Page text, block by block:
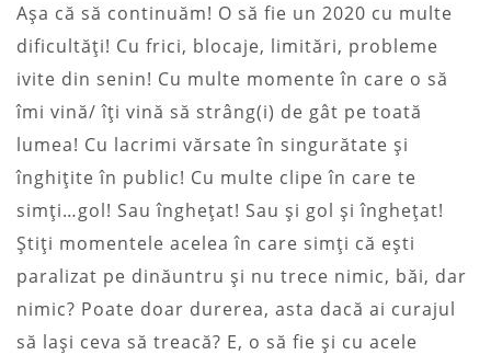
Așa că să continuăm! O să fie un 2020 cu multe
dificultăți! Cu frici, blocaje, limitări, probleme
ivite din senin! Cu multe momente în care o să
îmi vină/ îți vină să strâng(i) de gât pe toată
lumea! Cu lacrimi vărsate în singurătate și
înghițite în public! Cu multe clipe în care te
simți…gol! Sau înghețat! Sau și gol și înghețat!
Știți momentele acelea în care simți că ești
paralizat pe dinăuntru și nu trece nimic, băi, dar
nimic? Poate doar durerea, asta dacă ai curajul
să lași ceva să treacă? E, o să fie și cu acele